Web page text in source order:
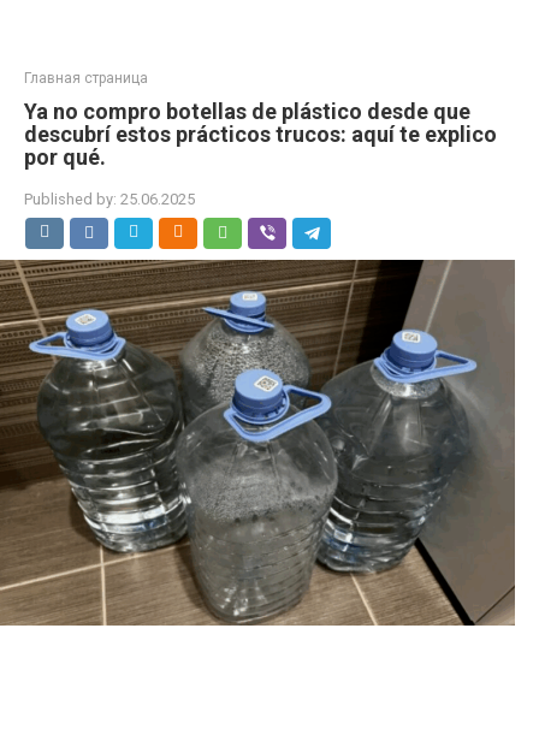
Главная страница
Ya no compro botellas de plástico desde que
descubrí estos prácticos trucos: aquí te explico
por qué.
Published by: 25.06.2025